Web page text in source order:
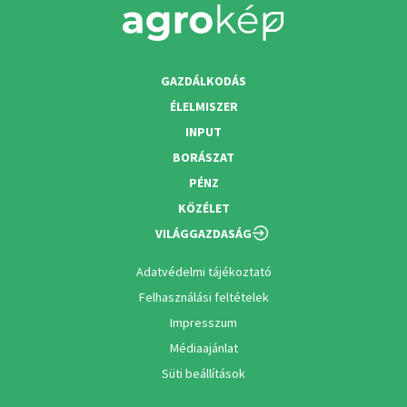
GAZDÁLKODÁS
ÉLELMISZER
INPUT
BORÁSZAT
PÉNZ
KÖZÉLET
VILÁGGAZDASÁG
Adatvédelmi tájékoztató
Felhasználási feltételek
Impresszum
Médiaajánlat
Süti beállítások